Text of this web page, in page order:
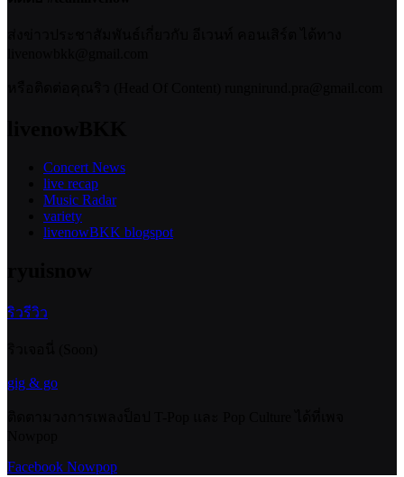
Concert News
live recap
Music Radar
variety
livenowBKK blogspot
ริวรีวิว
gig & go
Facebook Nowpop